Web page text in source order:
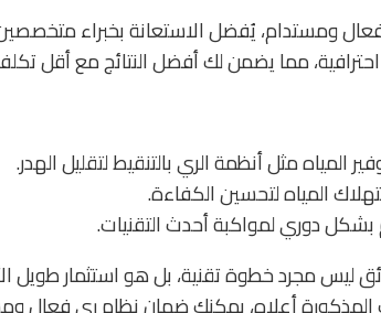
ومستدام، يُفضل الاستعانة بخبراء
مما يضمن لك أفضل النتائج مع أقل
المياه مثل أنظمة الري بالتنقيط لتقليل الهدر.
المياه لتحسين الكفاءة.
بشكل دوري لمواكبة أحدث التقنيات.
ليس مجرد خطوة تقنية، بل هو استثمار طويل